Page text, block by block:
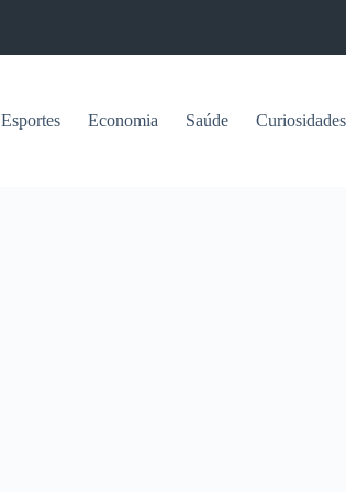
Esportes Economia Saúde Curiosidades